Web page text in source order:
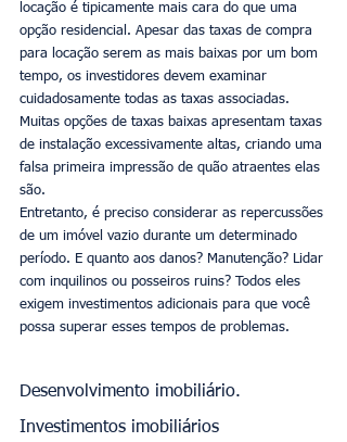
locação é tipicamente mais cara do que uma
opção residencial. Apesar das taxas de compra
para locação serem as mais baixas por um bom
tempo, os investidores devem examinar
cuidadosamente todas as taxas associadas.
Muitas opções de taxas baixas apresentam taxas
de instalação excessivamente altas, criando uma
falsa primeira impressão de quão atraentes elas
são.
Entretanto, é preciso considerar as repercussões
de um imóvel vazio durante um determinado
período. E quanto aos danos? Manutenção? Lidar
com inquilinos ou posseiros ruins? Todos eles
exigem investimentos adicionais para que você
possa superar esses tempos de problemas.
Desenvolvimento imobiliário.
Investimentos imobiliários